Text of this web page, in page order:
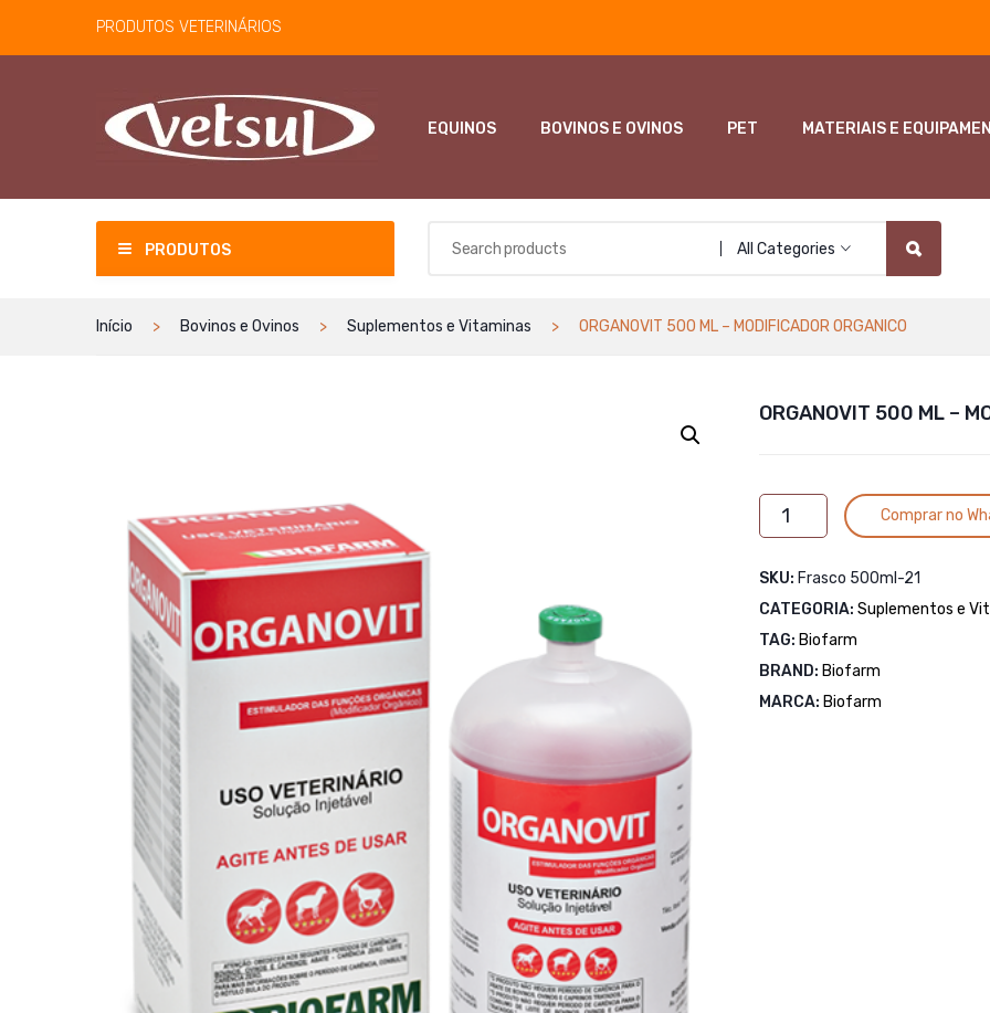
PRODUTOS VETERINÁRIOS
EQUINOS BOVINOS E OVINOS PET MATERIAIS E
PRODUTOS All Categories
Início Bovinos e Ovinos Suplementos e Vitaminas ORGANOVIT 500 ML – MODIFICADOR ORGANICO
ORGANOVIT 500 ML –
ORGANOVIT
500
-
MODIFICADOR
ORGANICO
quantidade
Comprar no
SKU: Frasco 500ml-21
CATEGORIA: Suplementos e
TAG: Biofarm
BRAND: Biofarm
MARCA: Biofarm